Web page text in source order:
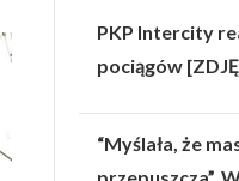
PKP Intercity
pociągów
“Myślała, że
przepuszcza”.